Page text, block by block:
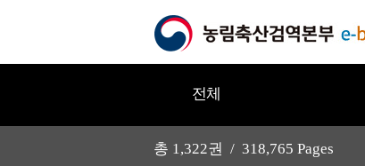
전체
총 1,322권 / 318,765 Pages